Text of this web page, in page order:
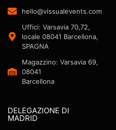
hello@vissualevents.com
Uffici: Varsavia 70,72,
locale 08041 Barcellona,
SPAGNA
Magazzino: Varsavia 69,
08041
Barcellona
DELEGAZIONE DI
MADRID